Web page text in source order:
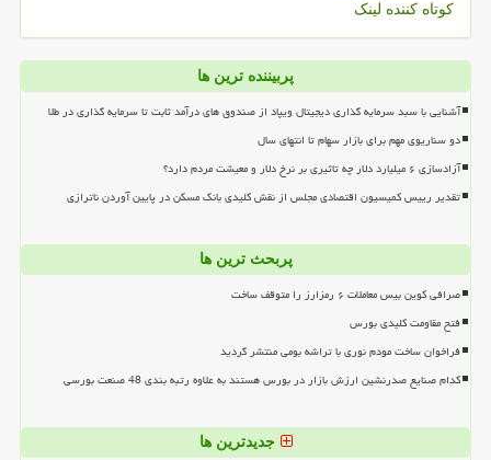
کوتاه کننده لینک
پربیننده ترین ها
آشنایی با سبد سرمایه گذاری دیجیتال ویپاد از صندوق های درآمد ثابت تا سرمایه گذاری در طلا
دو سناریوی مهم برای بازار سهام تا انتهای سال
آزادسازی ۶ میلیارد دلار چه تاثیری بر نرخ دلار و معیشت مردم دارد؟
تقدیر رییس کمیسیون اقتصادی مجلس از نقش کلیدی بانک مسکن در پایین آوردن ناترازی
پربحث ترین ها
صرافی کوین بیس معاملات ۶ رمزارز را متوقف ساخت
فتح مقاومت کلیدی بورس
فراخوان ساخت مودم نوری با تراشه بومی منتشر گردید
کدام صنایع صدرنشین ارزش بازار در بورس هستند به علاوه رتبه بندی 48 صنعت بورسی
جدیدترین ها